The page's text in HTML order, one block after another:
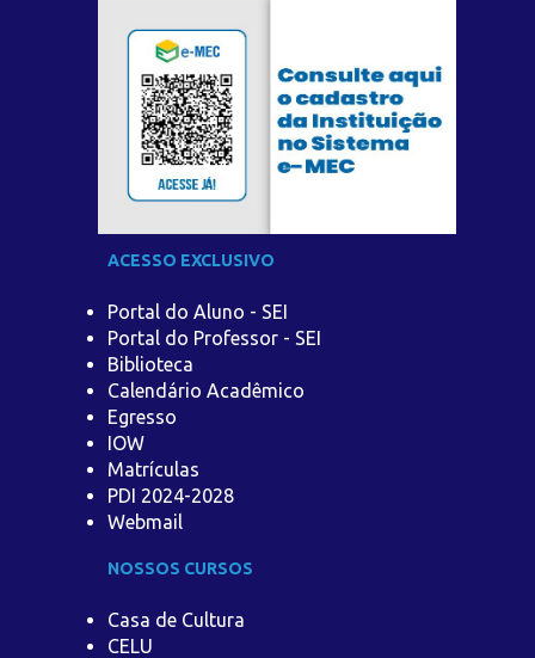
ACESSO EXCLUSIVO
Portal do Aluno - SEI
Portal do Professor - SEI
Biblioteca
Calendário Acadêmico
Egresso
IOW
Matrículas
PDI 2024-2028
Webmail
NOSSOS CURSOS
Casa de Cultura
CELU